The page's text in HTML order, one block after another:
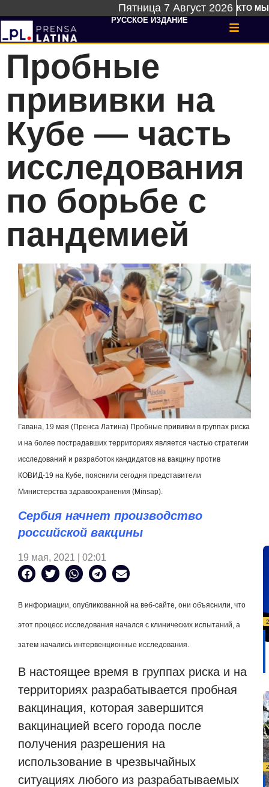
Пятница 7 Август 2026 КТО МЫ
РУССКОЕ ИЗДАНИЕ
Пробные
прививки на
Кубе — часть
исследования
по борьбе с
пандемией
Гавана, 19 мая (Пренса Латина) Пробные прививки в группах риска
и на более пострадавших территориях является частью стратегии
исследований и разработок кандидатов на вакцину против
КОВИД-19 на Кубе, пояснили сегодня представители
Министерства здравоохранения (Minsap).
Сербия начнет производство
российской вакцины
19 мая, 2021 | 02:01
В информации, опубликованной на веб-сайте, они объяснили, что
этот процесс исследования начался с клинических испытаний, а
затем начались интервенционные исследования.
В настоящее время в группах риска и на
территориях разрабатывается пробная
вакцинация, которая завершится
вакцинацией всего города после
получения разрешения на
использование в чрезвычайных
ситуациях любого из разрабатываемых